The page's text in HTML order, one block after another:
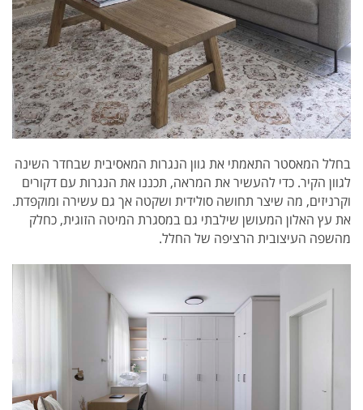
בחלל המאסטר התאמתי את גוון הנגרות המאסיבית שבחדר השינה
לגוון הקיר. כדי להעשיר את המראה, תכננו את הנגרות עם דקורים
וקרניזים, מה שיצר תחושה סולידית ושקטה אך גם עשירה ומוקפדת.
את עץ האלון המעושן שילבתי גם במסגרת המיטה הזוגית, כחלק
מהשפה העיצובית הרציפה של החלל.